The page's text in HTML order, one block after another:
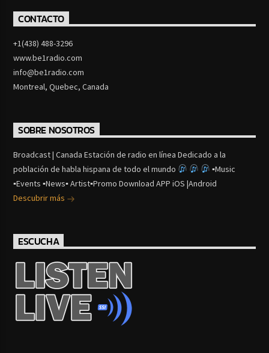
CONTACTO
+1(438) 488-3296
www.be1radio.com
info@be1radio.com
Montreal, Quebec, Canada
SOBRE NOSOTROS
Broadcast | Canada Estación de radio en línea Dedicado a la
población de habla hispana de todo el mundo
▪Music
▪Events ▪News▪ Artist▪Promo Download APP iOS |Android
Descubrir más
ESCUCHA